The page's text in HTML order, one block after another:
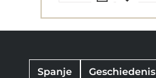
Spanje Geschiedenis